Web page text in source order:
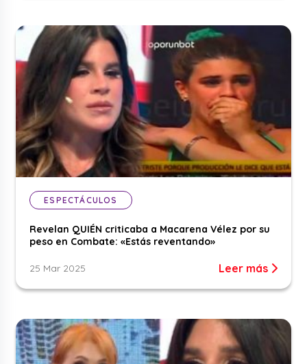
ESPECTÁCULOS
Revelan QUIÉN criticaba a Macarena Vélez por su
peso en Combate: «Estás reventando»
25 Mar 2025 Leer más